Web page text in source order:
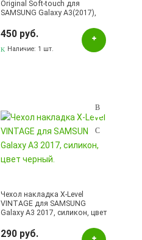
Original Soft-touch для
SAMSUNG Galaxy А3(2017),
450 руб.
Наличие: 1 шт.
Чехол накладка X-Level
VINTAGE для SAMSUNG
Galaxy A3 2017, силикон, цвет
290 руб.